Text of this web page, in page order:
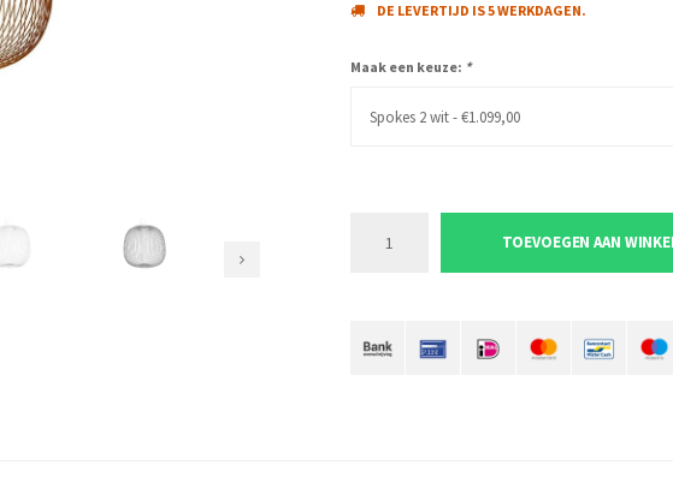
DE LEVERTIJD IS 5 WERKDAGEN.
Maak een keuze: *
Spokes 2 wit - €1.099,00
TOEVOEGEN AAN